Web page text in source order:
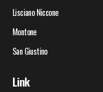
Lisciano Niccone
Montone
San Giustino
Link